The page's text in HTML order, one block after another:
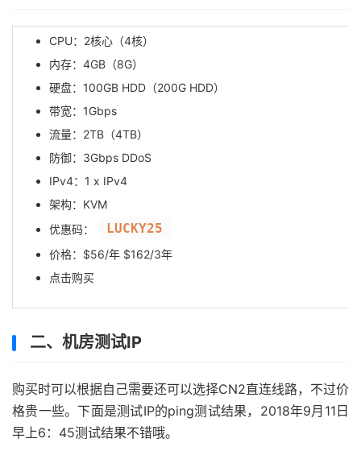
CPU：2核心（4核）
内存：4GB（8G）
硬盘：100GB HDD（200G HDD）
带宽：1Gbps
流量：2TB（4TB）
防御：3Gbps DDoS
IPv4：1 x IPv4
架构：KVM
优惠码：
LUCKY25
价格：$56/年 $162/3年
点击购买
二、机房测试IP
购买时可以根据自己需要还可以选择CN2直连线路，不过价
格贵一些。下面是测试IP的ping测试结果，2018年9月11日
早上6：45测试结果不错哦。